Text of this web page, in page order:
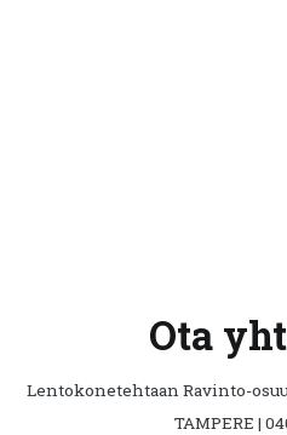
Ota
Lentokonetehtaan Ravinto-
TAMPERE |